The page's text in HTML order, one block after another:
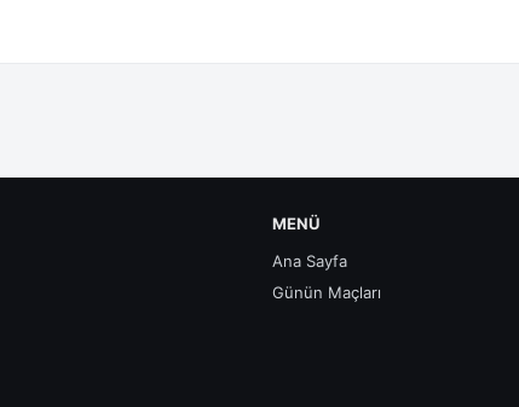
MENÜ
Ana Sayfa
Günün Maçları